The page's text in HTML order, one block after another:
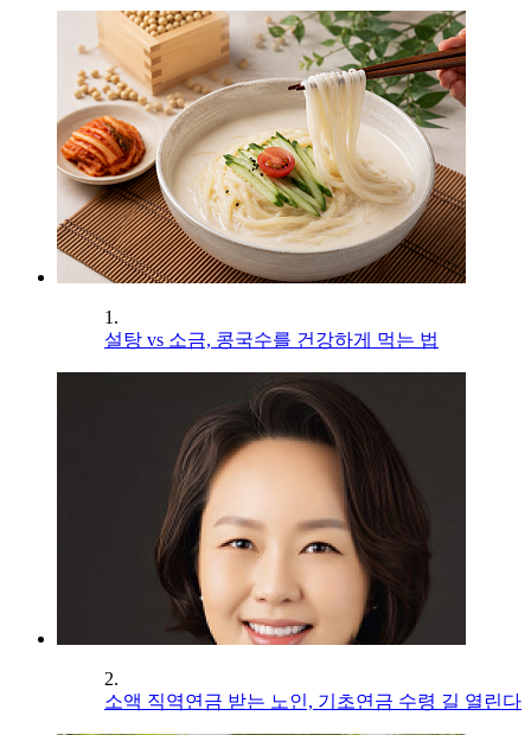
1.
설탕 vs 소금, 콩국수를 건강하게 먹는 법
2.
소액 직역연금 받는 노인, 기초연금 수령 길 열린다